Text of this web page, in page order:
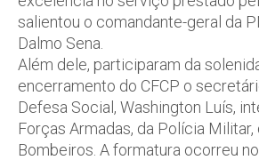
salientou o comandante-geral da
Dalmo Sena.
Além dele, participaram da
encerramento do CFCP o
Defesa Social, Washington Luís,
Forças Armadas, da Polícia Militar,
Bombeiros. A formatura ocorreu